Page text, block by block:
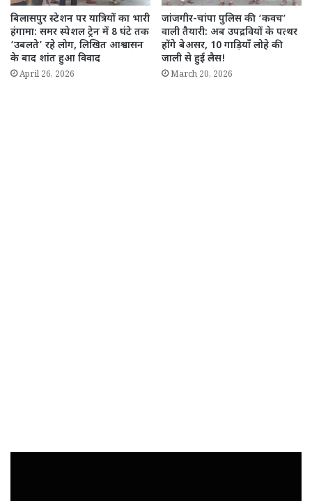
बिलासपुर स्टेशन पर यात्रियों का भारी
हंगामा: समर स्पेशल ट्रेन में 8 घंटे तक
‘उबलते’ रहे लोग, लिखित आश्वासन
के बाद शांत हुआ विवाद
April 26, 2026
जांजगीर-चांपा पुलिस की ‘कवच’
वाली तैयारी: अब उपद्रवियों के पत्थर
होंगे बेअसर, 10 गाड़ियाँ लोहे की
जाली से हुई लैस!
March 20, 2026